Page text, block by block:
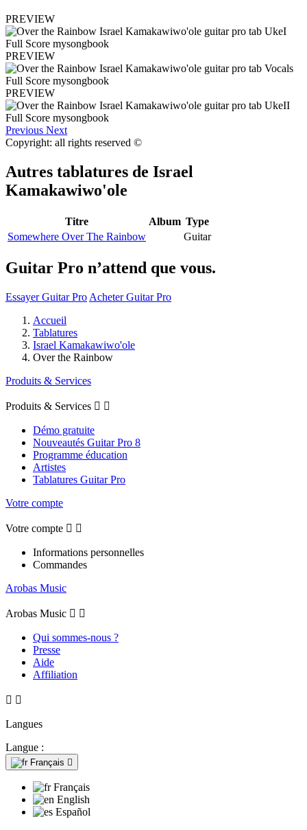
PREVIEW
PREVIEW
PREVIEW
Previous Next
Copyright: all rights reserved ©
Autres tablatures de Israel
Kamakawiwo'ole
Titre Album Type
Somewhere Over The Rainbow
Guitar
Guitar Pro n’attend que vous.
Essayer Guitar Pro Acheter Guitar Pro
Accueil
Tablatures
Israel Kamakawiwo'ole
Over the Rainbow
Produits & Services
Produits & Services  
Démo gratuite
Nouveautés Guitar Pro 8
Programme éducation
Artistes
Tablatures Guitar Pro
Votre compte
Votre compte  
Informations personnelles
Commandes
Arobas Music
Arobas Music  
Qui sommes-nous ?
Presse
Aide
Affiliation
 
Langues
Langue :
Français 
Français
English
Español